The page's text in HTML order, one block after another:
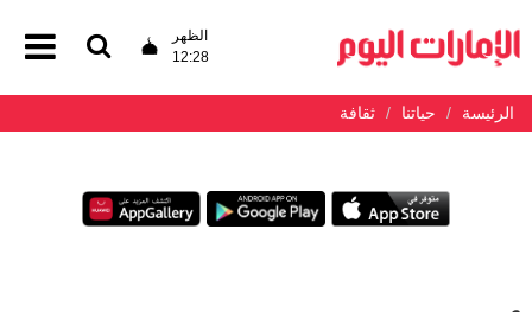
الظهر
12:28
الرئيسة حياتنا ثقافة